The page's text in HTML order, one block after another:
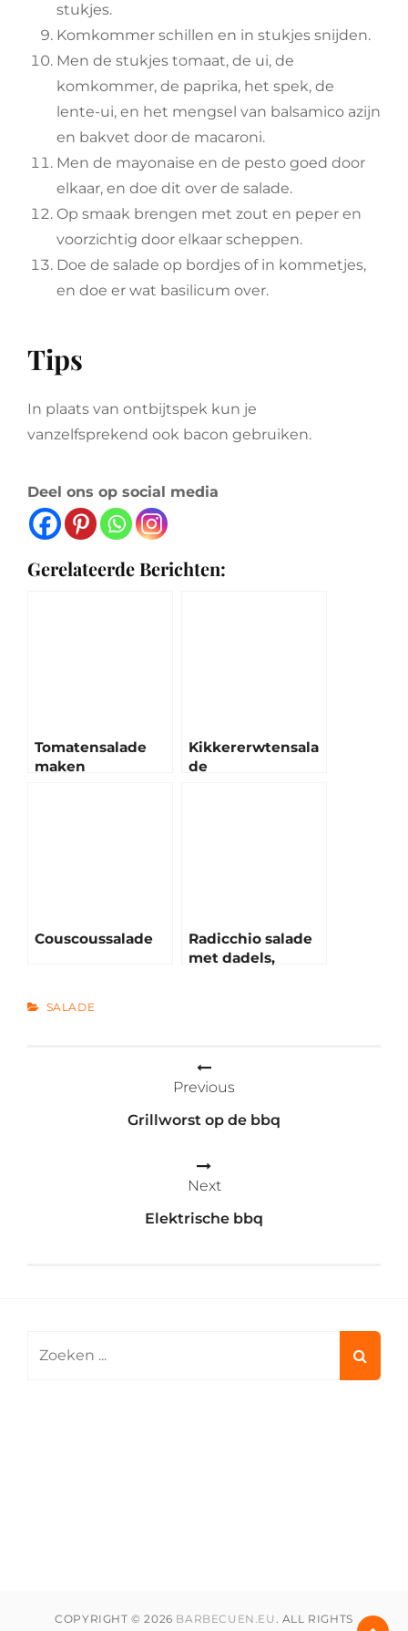
stukjes.
Komkommer schillen en in stukjes snijden.
Men de stukjes tomaat, de ui, de
komkommer, de paprika, het spek, de
lente-ui, en het mengsel van balsamico azijn
en bakvet door de macaroni.
Men de mayonaise en de pesto goed door
elkaar, en doe dit over de salade.
Op smaak brengen met zout en peper en
voorzichtig door elkaar scheppen.
Doe de salade op bordjes of in kommetjes,
en doe er wat basilicum over.
Tips
In plaats van ontbijtspek kun je
vanzelfsprekend ook bacon gebruiken.
Deel ons op social media
Gerelateerde Berichten:
Tomatensalade
maken
Kikkererwtensala
de
Couscoussalade
Radicchio salade
met dadels,
CATEGORIES
SALADE
Previous
Grillworst op de bbq
Next
Elektrische bbq
COPYRIGHT © 2026 BARBECUEN.EU . ALL RIGHTS